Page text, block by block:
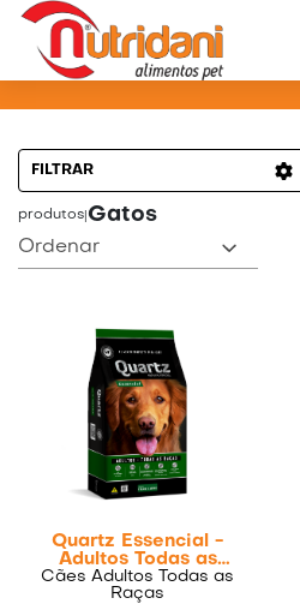
PRODUTOS
FILTRAR
produtos Gatos
Ordenar
Quartz Essencial -
Adultos Todas as
Raças
Cães Adultos Todas as
Raças